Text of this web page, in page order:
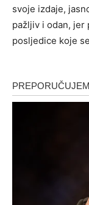
svoje izdaje,
pažljiv i odan, jer
posljedice koje